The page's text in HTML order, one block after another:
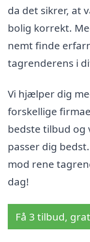
da det sikrer, at
bolig korrekt.
nemt finde
tagrenderens i
Vi hjælper dig
forskellige
bedste tilbud
passer dig
mod rene
dag!
Få 3 tilbud,